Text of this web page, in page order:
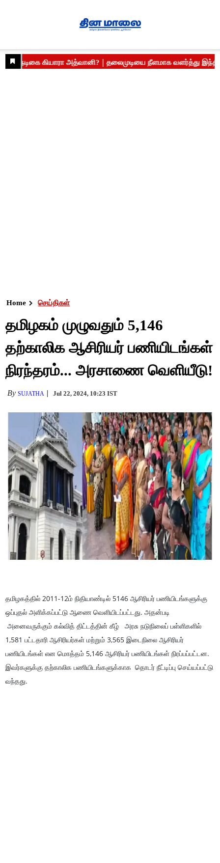
Home செய்திகள்
தமிழகம் முழுவதும் 5,146
தற்காலிக ஆசிரியர் பணியிடங்கள்
நிரந்தரம்... அரசாணை வெளியீடு!
BySUJATHA Jul 22, 2024, 10:23 IST
தமிழகத்தில் 2011-12ம் நிதியாண்டில் 5146 ஆசிரியர் பணியிடங்களுக்கு
ஒப்புதல் அளிக்கப்பட்டு ஆணை வெளியிடப்பட்டது. அதன்படி
அனைவருக்கும் கல்வித் திட்டத்தின் கீழ் அரசு நடுநிலைப் பள்ளிகளில்
1,581 பட்டதாரி ஆசிரியர்கள் மற்றும் 3,565 இடைநிலை ஆசிரியர்
பணியிடங்கள் என மொத்தம் 5,146 ஆசிரியர் பணியிடங்கள் நிரப்பப்பட்டன.
இவர்களுக்கு தற்காலிக பணியிடங்களுக்காக தொடர் நீட்டிப்பு செய்யப்பட்டு
வந்தது.